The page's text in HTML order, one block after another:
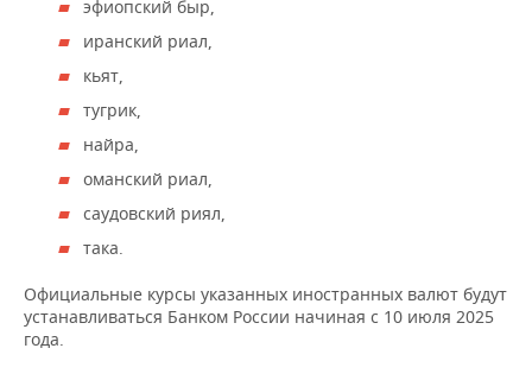
ВОДНЫЕ ВИДЫ СПОРТА
ХОККЕЙ С МЯЧОМ
ОБРАЗОВАНИЕ
ПРОИСШЕСТВИЯ
эфиопский быр,
иранский риал,
кьят,
тугрик,
найра,
оманский риал,
саудовский риял,
така.
Официальные курсы указанных иностранных валют будут
устанавливаться Банком России начиная с 10 июля 2025
года.